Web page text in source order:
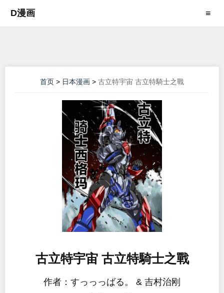
D漫画 ≡
首页 > 日本漫画 > 古立特宇宙 古立特騎士之戰
古立特宇宙 古立特騎士之戰
作者：すっっっばる。 & 吉村治刚